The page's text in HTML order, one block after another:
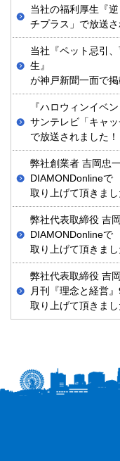
当社の福利厚生『
チプラス」で放送さ
当社『ペット忌引
生』
が神戸新聞一面で掲
『ハロウィンイベ
サンテレビ「キャッ
で放送されました！
弊社創業者 吉岡忠
DIAMONDonlineで
取り上げて頂きまし
弊社代表取締役 吉
DIAMONDonlineで
取り上げて頂きまし
弊社代表取締役 吉
月刊『理念と経営
取り上げて頂きまし